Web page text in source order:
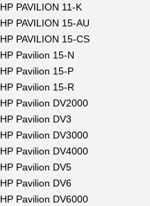
HP PAVILION 11-K
HP PAVILION 15-AU
HP PAVILION 15-CS
HP Pavilion 15-N
HP Pavilion 15-P
HP Pavilion 15-R
HP Pavilion DV2000
HP Pavilion DV3
HP Pavilion DV3000
HP Pavilion DV4000
HP Pavilion DV5
HP Pavilion DV6
HP Pavilion DV6000